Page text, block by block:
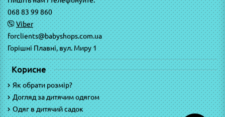
068 83 99 860
Viber
forclients@babyshops.com.ua
Горішні Плавні, вул. Миру 1
Корисне
Як обрати розмір?
Догляд за дитячим одягом
Одяг в дитячий садок